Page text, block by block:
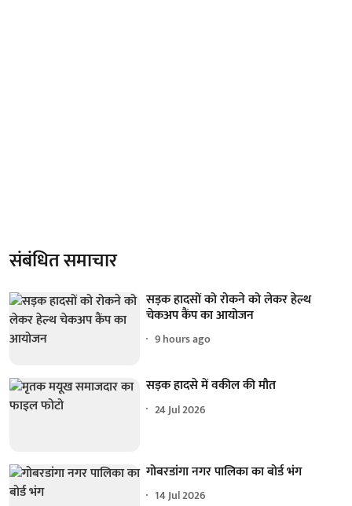
संबंधित समाचार
सड़क हादसों को रोकने को लेकर हेल्थ
चेकअप कैंप का आयोजन
9 hours ago
सड़क हादसे में वकील की मौत
24 Jul 2026
गोबरडांगा नगर पालिका का बोर्ड भंग
14 Jul 2026